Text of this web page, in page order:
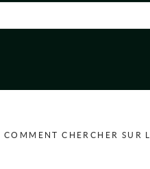
de recherche
COMMENT CHERCHER SUR